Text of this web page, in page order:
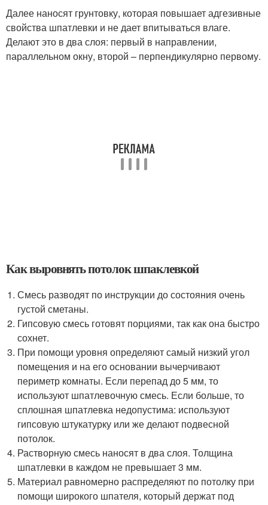
Далее наносят грунтовку, которая повышает адгезивные
свойства шпатлевки и не дает впитываться влаге.
Делают это в два слоя: первый в направлении,
параллельном окну, второй – перпендикулярно первому.
Как выровнять потолок шпаклевкой
Смесь разводят по инструкции до состояния очень
густой сметаны.
Гипсовую смесь готовят порциями, так как она быстро
сохнет.
При помощи уровня определяют самый низкий угол
помещения и на его основании вычерчивают
периметр комнаты. Если перепад до 5 мм, то
используют шпатлевочную смесь. Если больше, то
сплошная шпатлевка недопустима: используют
гипсовую штукатурку или же делают подвесной
потолок.
Растворную смесь наносят в два слоя. Толщина
шпатлевки в каждом не превышает 3 мм.
Материал равномерно распределяют по потолку при
помощи широкого шпателя, который держат под